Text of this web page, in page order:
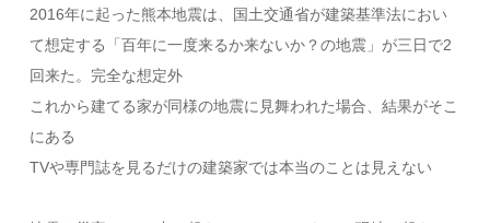
2016年に起った熊本地震は、国土交通省が建築基準法におい
て想定する「百年に一度来るか来ないか？の地震」が三日で2
回来た。完全な想定外
これから建てる家が同様の地震に見舞われた場合、結果がそこ
にある
TVや専門誌を見るだけの建築家では本当のことは見えない